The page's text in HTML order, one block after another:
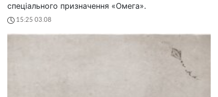
спеціального призначення «Омега».
15:25 03.08